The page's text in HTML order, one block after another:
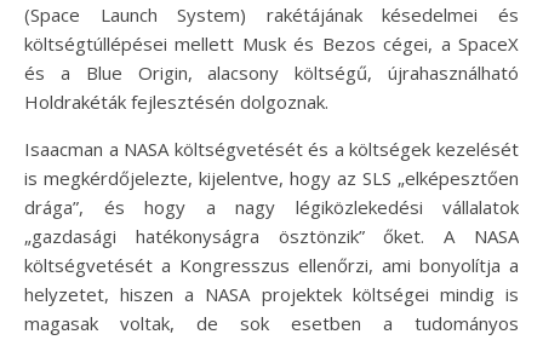
(Space Launch System) rakétájának késedelmei és
költségtúllépései mellett Musk és Bezos cégei, a SpaceX
és a Blue Origin, alacsony költségű, újrahasználható
Holdrakéták fejlesztésén dolgoznak.
Isaacman a NASA költségvetését és a költségek kezelését
is megkérdőjelezte, kijelentve, hogy az SLS „elképesztően
drága”, és hogy a nagy légiközlekedési vállalatok
„gazdasági hatékonyságra ösztönzik” őket. A NASA
költségvetését a Kongresszus ellenőrzi, ami bonyolítja a
helyzetet, hiszen a NASA projektek költségei mindig is
magasak voltak, de sok esetben a tudományos